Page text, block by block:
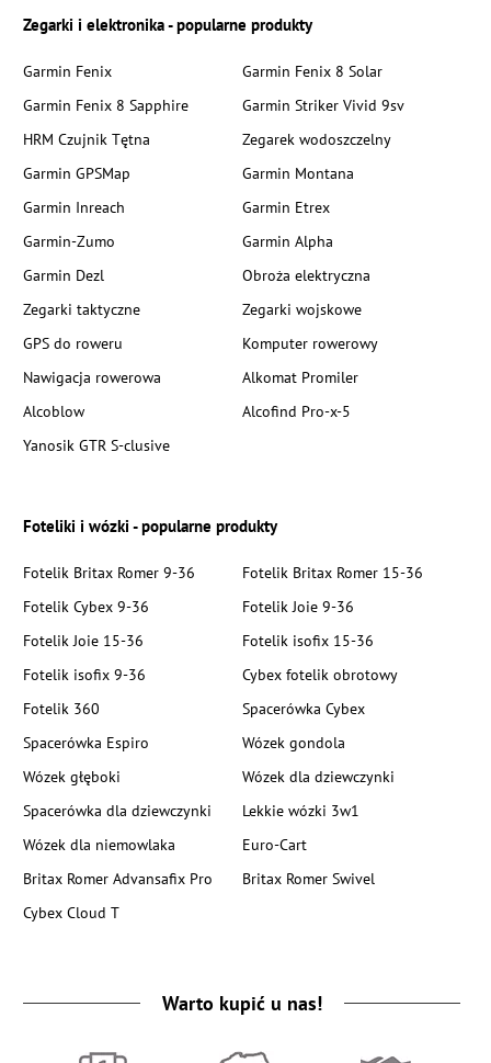
Zegarki i elektronika - popularne produkty
Garmin Fenix
Garmin Fenix 8 Solar
Garmin Fenix 8 Sapphire
Garmin Striker Vivid 9sv
HRM Czujnik Tętna
Zegarek wodoszczelny
Garmin GPSMap
Garmin Montana
Garmin Inreach
Garmin Etrex
Garmin-Zumo
Garmin Alpha
Garmin Dezl
Obroża elektryczna
Zegarki taktyczne
Zegarki wojskowe
GPS do roweru
Komputer rowerowy
Nawigacja rowerowa
Alkomat Promiler
Alcoblow
Alcofind Pro-x-5
Yanosik GTR S-clusive
Foteliki i wózki - popularne produkty
Fotelik Britax Romer 9-36
Fotelik Britax Romer 15-36
Fotelik Cybex 9-36
Fotelik Joie 9-36
Fotelik Joie 15-36
Fotelik isofix 15-36
Fotelik isofix 9-36
Cybex fotelik obrotowy
Fotelik 360
Spacerówka Cybex
Spacerówka Espiro
Wózek gondola
Wózek głęboki
Wózek dla dziewczynki
Spacerówka dla dziewczynki
Lekkie wózki 3w1
Wózek dla niemowlaka
Euro-Cart
Britax Romer Advansafix Pro
Britax Romer Swivel
Cybex Cloud T
Warto kupić u nas!